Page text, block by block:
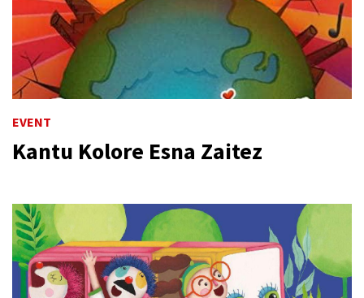
EVENT
Kantu Kolore Esna Zaitez